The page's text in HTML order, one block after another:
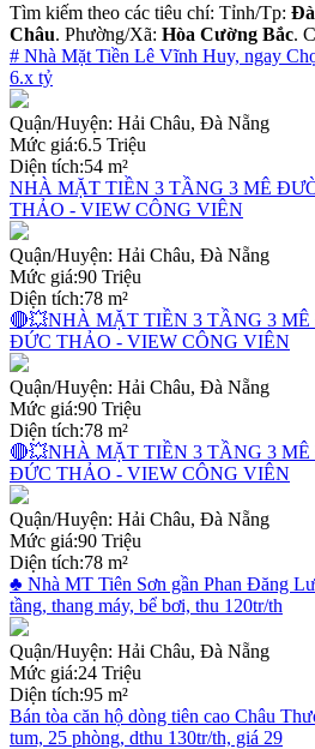
Tìm kiếm theo các tiêu chí: Tỉnh/Tp:
Châu. Phường/Xã: Hòa Cường Bắc.
# Nhà Mặt Tiền Lê Vĩnh Huy, ngay
6.x tỷ
Quận/Huyện: Hải Châu, Đà Nẵng
Mức giá:6.5 Triệu
Diện tích:54 m²
NHÀ MẶT TIỀN 3 TẦNG 3 MÊ
THẢO - VIEW CÔNG VIÊN
Quận/Huyện: Hải Châu, Đà Nẵng
Mức giá:90 Triệu
Diện tích:78 m²
🔴💥NHÀ MẶT TIỀN 3 TẦNG 3
ĐỨC THẢO - VIEW CÔNG VIÊN
Quận/Huyện: Hải Châu, Đà Nẵng
Mức giá:90 Triệu
Diện tích:78 m²
🔴💥NHÀ MẶT TIỀN 3 TẦNG 3
ĐỨC THẢO - VIEW CÔNG VIÊN
Quận/Huyện: Hải Châu, Đà Nẵng
Mức giá:90 Triệu
Diện tích:78 m²
♣ Nhà MT Tiên Sơn gần Phan Đăng
tầng, thang máy, bể bơi, thu 120tr/th
Quận/Huyện: Hải Châu, Đà Nẵng
Mức giá:24 Triệu
Diện tích:95 m²
Bán tòa căn hộ dòng tiên cao Châu
tum, 25 phòng, dthu 130tr/th, giá 29